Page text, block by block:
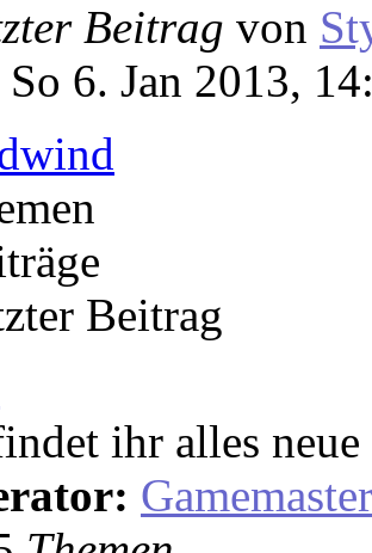
Beitrag von
So 6. Jan 2013,
Beitrag
ihr alles
Gamemaster